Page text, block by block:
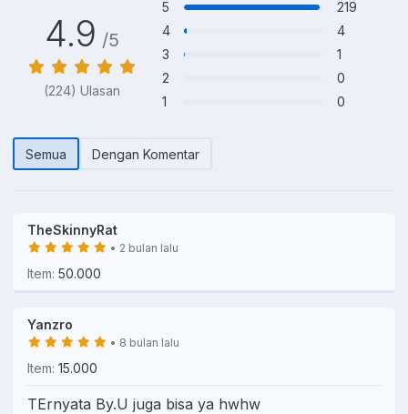
4.9 /5
(224) Ulasan
5
219
4
4
3
1
2
0
1
0
Semua Dengan Komentar
TheSkinnyRat
• 2 bulan lalu
Item: 50.000
Yanzro
• 8 bulan lalu
Item: 15.000
TErnyata By.U juga bisa ya hwhw